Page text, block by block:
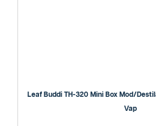
Leaf Buddi TH-320 Mini Box Mod/
Vap